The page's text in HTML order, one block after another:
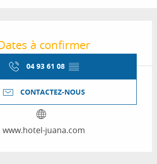
à confirmer
04 93 61 08 ▒▒
CONTACTEZ-NOUS
www.hotel-juana.com